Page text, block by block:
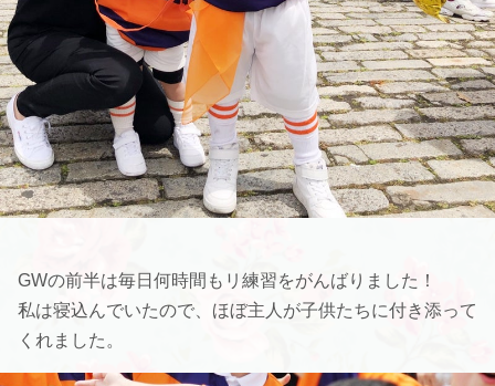
GWの前半は毎日何時間もリ練習をがんばりました！
私は寝込んでいたので、ほぼ主人が子供たちに付き添って
くれました。